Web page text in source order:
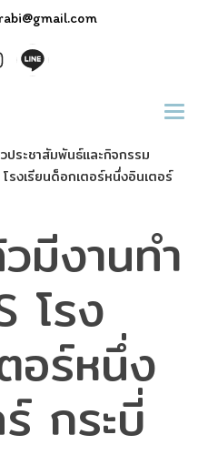
ประชาสัมพันธ์และกิจกรรม
รงเรียนด็อกเตอร์หนึ่งอินเตอร์
มีงานทำ
โรง
อร์หนึ่ง
กระบี่